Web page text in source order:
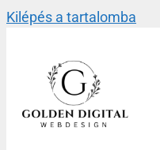
Kilépés a tartalomba